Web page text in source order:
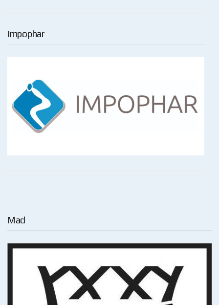
Impophar
Mad